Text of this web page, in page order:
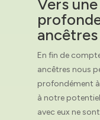
Vers
ancêtres
En fin de
ancêtres nous
profondément
à notre
avec eux ne